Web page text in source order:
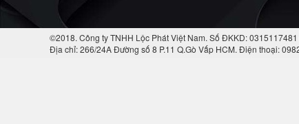
©2018. Công ty TNHH Lộc Phát Việt Nam. Số ĐKKD:
Địa chỉ: 266/24A Đường số 8 P.11 Q.Gò Vấp HCM. Điện thoại: